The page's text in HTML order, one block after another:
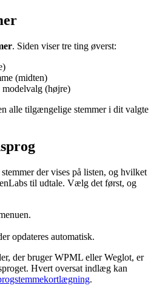
. Siden viser tre ting øverst:
(midten)
modelvalg (højre)
alle tilgængelige stemmer i dit valgte
der vises på listen, og hvilket
til udtale. Vælg det først, og
opdateres automatisk.
der bruger WPML eller Weglot, er
Hvert oversat indlæg kan
.